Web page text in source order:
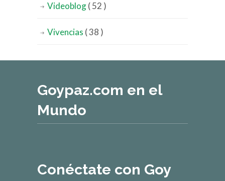
Videoblog( 52 )
Vivencias ( 38 )
Goypaz.com en el
Mundo
Conéctate con Goy